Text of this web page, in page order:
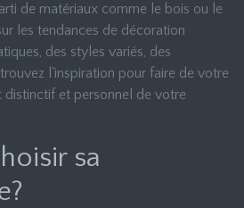
de matériaux comme le bois ou le
les tendances de décoration
des styles variés, des
l'inspiration pour faire de votre
distinctif et personnel de votre
sa